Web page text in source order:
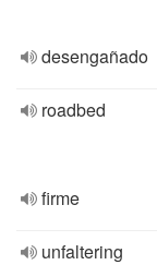
desengañado
roadbed
firme
unfaltering